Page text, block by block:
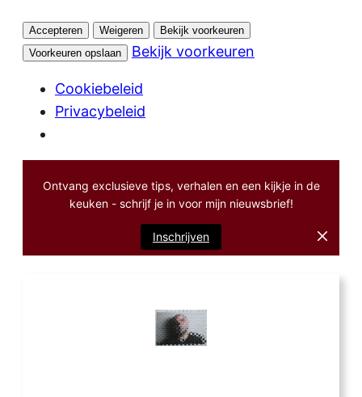
Accepteren Weigeren
Bekijk voorkeuren
Voorkeuren opslaan
Bekijk voorkeuren
Cookiebeleid
Privacybeleid
Ontvang exclusieve tips, verhalen en een kijkje in de
keuken - schrijf je in voor mijn nieuwsbrief!
Inschrijven